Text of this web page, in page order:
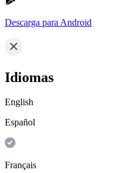
Descarga para Android
Idiomas
English
Español
Français